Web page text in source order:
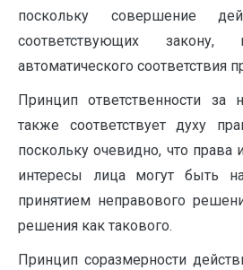
поскольку совершение
соответствующих
автоматического соответствия
Принцип ответственности за
также соответствует духу
поскольку очевидно, что
интересы лица могут быть
принятием неправового
решения как такового.
Принцип соразмерности